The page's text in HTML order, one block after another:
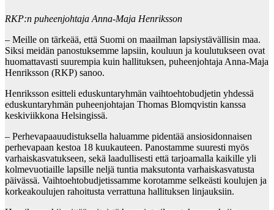
RKP:n puheenjohtaja Anna-Maja Henriksson
– Meille on tärkeää, että Suomi on maailman lapsiystävällisin maa.
Siksi meidän panostuksemme lapsiin, kouluun ja koulutukseen ovat
huomattavasti suurempia kuin hallituksen, puheenjohtaja Anna-Maja
Henriksson (RKP) sanoo.
Henriksson esitteli eduskuntaryhmän vaihtoehtobudjetin yhdessä
eduskuntaryhmän puheenjohtajan Thomas Blomqvistin kanssa
keskiviikkona Helsingissä.
– Perhevapaauudistuksella haluamme pidentää ansiosidonnaisen
perhevapaan kestoa 18 kuukauteen. Panostamme suuresti myös
varhaiskasvatukseen, sekä laadullisesti että tarjoamalla kaikille yli
kolmevuotiaille lapsille neljä tuntia maksutonta varhaiskasvatusta
päivässä. Vaihtoehtobudjetissamme korotamme selkeästi koulujen ja
korkeakoulujen rahoitusta verrattuna hallituksen linjauksiin.